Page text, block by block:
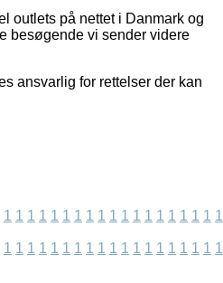
outlets på nettet i Danmark og
besøgende vi sender videre
ansvarlig for rettelser der kan
1 1 1 1 1 1 1 1 1 1 1 1 1 1 1 1 1 1 1
1 1 1 1 1 1 1 1 1 1 1 1 1 1 1 1 1 1 1